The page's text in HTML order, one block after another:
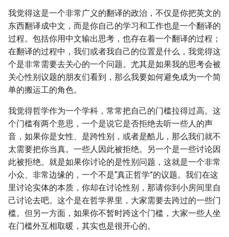
我觉得这是一个非常广义的翻译的政治，不仅是你把英文的
东西翻译成中文，而是你自己的学习和工作也是一个翻译的
过程。包括你用中文输出思考，也存在着一个翻译的过程；
在翻译的过程中，我们或者我自己的位置是什么，我觉得这
个是非常需要去关心的一个问题。尤其是如果我的思考会被
关心性别议题的朋友们看到，那么我要如何避免成为一个简
单的搬运工的角色。
我觉得哲学作为一个学科，常常把自己的门槛拉得过高。这
个门槛有两个意思，一个是说它是否拒绝去听一些人的声
音，如果你是女性、是跨性别，或者是酷儿，那么我们就不
太需要把你当真。一些人因此被拒绝。另一个是一些讨论因
此被拒绝。就是如果你讨论的是性别问题，这就是一个非常
小众、非常边缘的，一个不是“真正哲学”的议题。我们在这
里讨论实体的本质，你却在讨论性别，那请你到小房间里自
己讨论去吧。这个是在哲学界里，大家需要去跨过的一些门
槛。但另一方面，如果你不暂时跨这个门槛，大家一些人坐
在门槛外互相取暖，其实也是很开心的。